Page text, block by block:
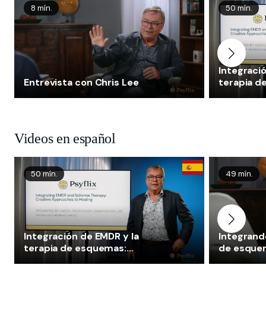
investigador principal en ensayos internacionales
sobre el trastorno límite de la personalidad y el TEPT.
Actualmente, Chris ejerce en la práctica privada y
ocupa un puesto adjunto en la Universidad de
8 mín.
Entrevista con Chris Lee
50 mín.
terapia
Videos en español
50 mín.
Integración de EMDR y la
terapia de esquemas:
Introducción
49 mín.
de